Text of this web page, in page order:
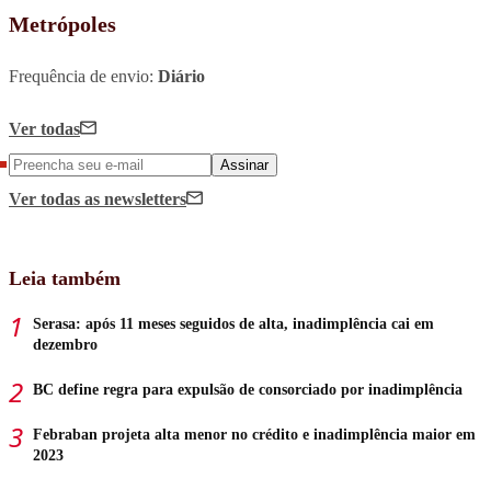
Metrópoles
Frequência de envio: Diário
Ver todas
Assinar
Ver todas as newsletters
Leia também
Serasa: após 11 meses seguidos de alta, inadimplência cai em
dezembro
BC define regra para expulsão de consorciado por inadimplência
Febraban projeta alta menor no crédito e inadimplência maior em
2023